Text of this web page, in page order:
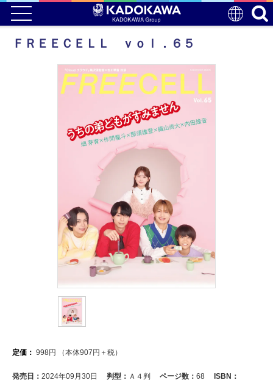
ＦＲＥＥＣＥＬＬ ｖｏｌ．６５
定価： 998円 （本体907 円＋税）
発売日： 2024年09月30日 判型： Ａ４判 ページ数： 68
ISBN：